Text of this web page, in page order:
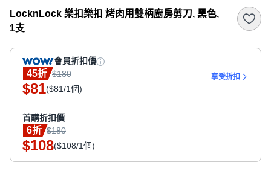
LocknLock 樂扣樂扣 烤肉用雙柄廚房剪刀, 黑色,
1支
會員折扣價
45折 $180
$81($81/1個)
享受折扣
首購折扣價
6折 $180
$108($108/1個)